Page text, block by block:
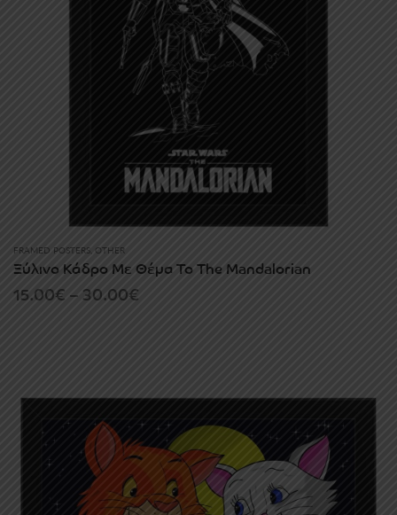
FRAMED POSTERS, OTHER
Ξύλινο Κάδρο Με Θέμα Το The Mandalorian
15.00€–30.00€
30.00€